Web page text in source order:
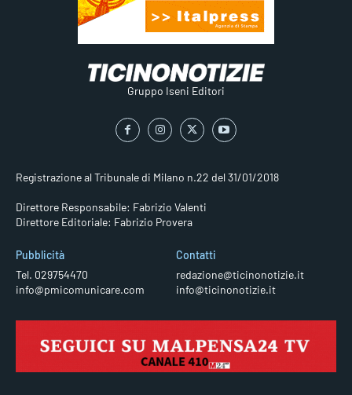
Gruppo Iseni Editori
Registrazione al Tribunale di Milano n.22 del 31/01/2018
Direttore Responsabile: Fabrizio Valenti
Direttore Editoriale: Fabrizio Provera
Pubblicità
Tel. 029754470
info@pmicomunicare.com
Contatti
redazione@ticinonotizie.it
info@ticinonotizie.it